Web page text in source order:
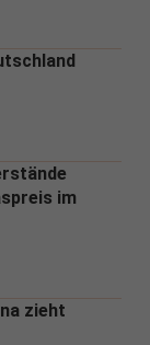
im
zieht